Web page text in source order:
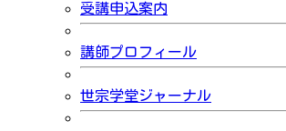
受講申込案内
講師プロフィール
世宗学堂ジャーナル